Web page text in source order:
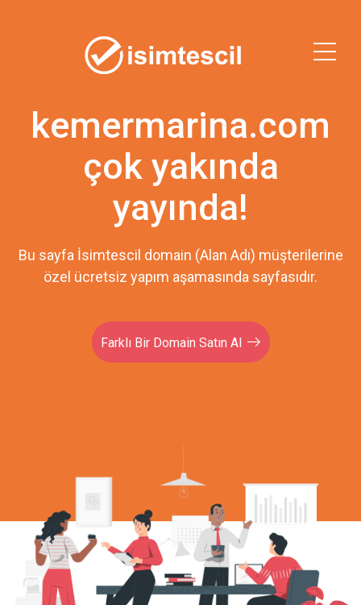
kemermarina.com
çok yakında
yayında!
Bu sayfa İsimtescil domain (Alan Adı) müşterilerine
özel ücretsiz yapım aşamasında sayfasıdır.
Farklı Bir Domain Satın Al